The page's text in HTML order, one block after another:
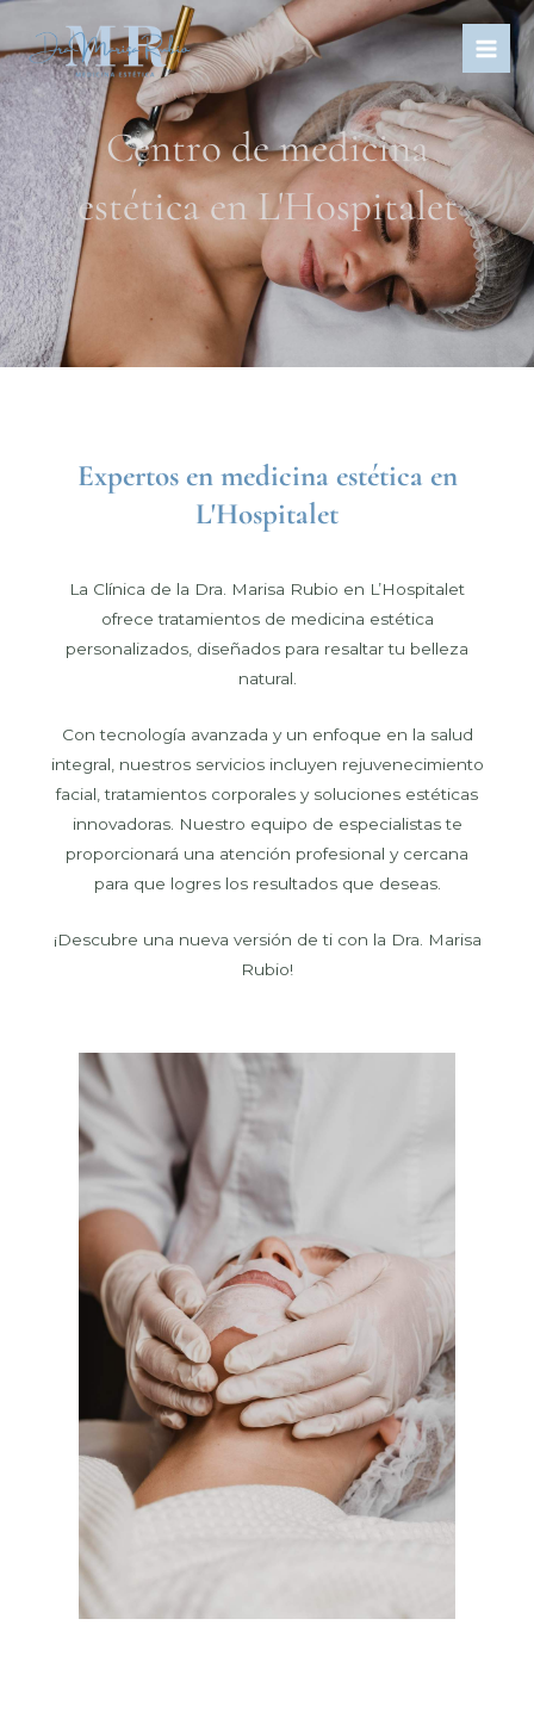
Centro de medicina
estética en L'Hospitalet
Expertos en medicina estética en
L'Hospitalet
La Clínica de la Dra. Marisa Rubio en L’Hospitalet
ofrece tratamientos de medicina estética
personalizados, diseñados para resaltar tu belleza
natural.
Con tecnología avanzada y un enfoque en la salud
integral, nuestros servicios incluyen rejuvenecimiento
facial, tratamientos corporales y soluciones estéticas
innovadoras. Nuestro equipo de especialistas te
proporcionará una atención profesional y cercana
para que logres los resultados que deseas.
¡Descubre una nueva versión de ti con la Dra. Marisa
Rubio!